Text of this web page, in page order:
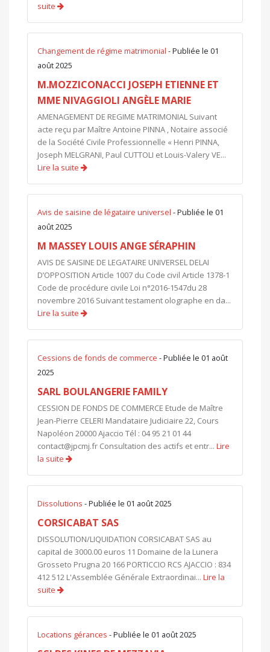
suite
Changement de régime matrimonial - Publiée le 01
août 2025
M.MOZZICONACCI JOSEPH ETIENNE ET
MME NIVAGGIOLI ANGÈLE MARIE
AMENAGEMENT DE REGIME MATRIMONIAL Suivant
acte reçu par Maître Antoine PINNA , Notaire associé
de la Société Civile Professionnelle « Henri PINNA,
Joseph MELGRANI, Paul CUTTOLI et Louis-Valery VE...
Lire la suite
Avis de saisine de légataire universel - Publiée le 01
août 2025
M MASSEY LOUIS ANGE SÉRAPHIN
AVIS DE SAISINE DE LEGATAIRE UNIVERSEL DELAI
D’OPPOSITION Article 1007 du Code civil Article 1378-1
Code de procédure civile Loi n°2016-1547du 28
novembre 2016 Suivant testament olographe en da...
Lire la suite
Cessions de fonds de commerce - Publiée le 01 août
2025
SARL BOULANGERIE FAMILY
CESSION DE FONDS DE COMMERCE Etude de Maître
Jean-Pierre CELERI Mandataire Judiciaire 22, Cours
Napoléon 20000 Ajaccio Tél : 04 95 21 01 44
contact@jpcmj.fr Consultation des actifs et entr... Lire
la suite
Dissolutions - Publiée le 01 août 2025
CORSICABAT SAS
DISSOLUTION/LIQUIDATION CORSICABAT SAS au
capital de 3000.00 euros 11 Domaine de la Lunera
Grosseto Prugna 20 166 PORTICCIO RCS AJACCIO : 834
412 512 L'Assemblée Générale Extraordinai... Lire la
suite
Locations gérances - Publiée le 01 août 2025